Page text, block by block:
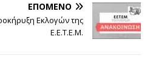
ΕΠΌΜΕΝΟ
Εκλογών της
Ε.Ε.Τ.Ε.Μ.